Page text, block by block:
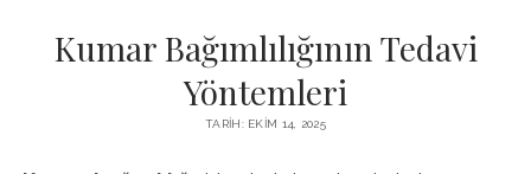
TWITTER PROFIL RESMI NASIL DEĞIŞTIRILIR
Kumar Bağımlılığının Tedavi
Yöntemleri
TARIH: EKIM 14, 2025